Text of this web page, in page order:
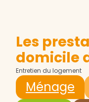
Les
domicile
Entretien du logement
Ménage